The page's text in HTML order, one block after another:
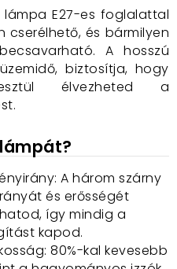
lámpa E27-es foglalattal
cserélhető, és bármilyen
A hosszú
biztosítja, hogy
élvezheted a
A három szárny
és erősségét
így mindig a
kapod.
80%-kal kevesebb